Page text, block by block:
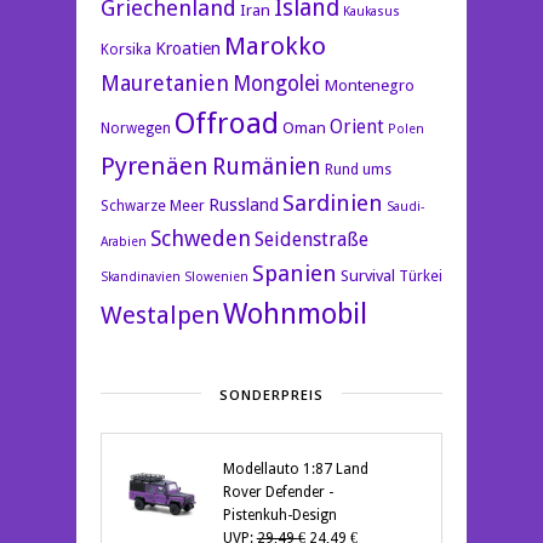
Griechenland Iran Island Kaukasus
Korsika Kroatien Marokko
Mauretanien Mongolei Montenegro
Norwegen Offroad Oman Orient Polen
Pyrenäen Rumänien Rund ums
Schwarze Meer Russland Sardinien Saudi-
Arabien Schweden Seidenstraße
Skandinavien Slowenien Spanien Survival Türkei
WestalpenWohnmobil
SONDERPREIS
Modellauto 1:87 Land
Rover Defender -
Pistenkuh-Design
UVP: 29,49€ Ursprünglicher
24,49 €Aktueller